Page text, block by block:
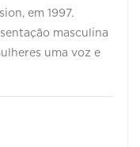
em 1997.
masculina
uma voz e
Jameika